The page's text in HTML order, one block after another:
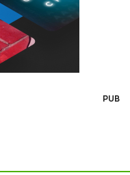
PUB